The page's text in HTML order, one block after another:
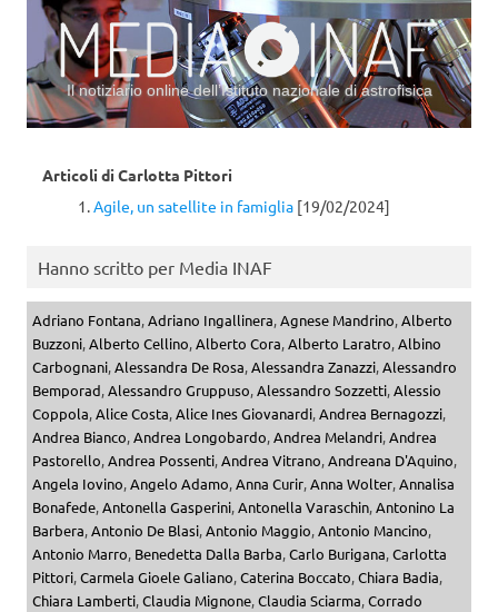
Il notiziario online dell’Istituto nazionale di astrofisica
Articoli di Carlotta Pittori
Agile, un satellite in famiglia [19/02/2024]
Hanno scritto per Media INAF
Adriano Fontana,Adriano Ingallinera,Agnese Mandrino,Alberto
Buzzoni,Alberto Cellino,Alberto Cora,Alberto Laratro,Albino
Carbognani,Alessandra De Rosa,Alessandra Zanazzi,Alessandro
Bemporad,Alessandro Gruppuso,Alessandro Sozzetti,Alessio
Coppola,Alice Costa,Alice Ines Giovanardi,Andrea Bernagozzi,
Andrea Bianco,Andrea Longobardo,Andrea Melandri,Andrea
Pastorello,Andrea Possenti,Andrea Vitrano,Andreana D'Aquino,
Angela Iovino,Angelo Adamo,Anna Curir,Anna Wolter,Annalisa
Bonafede,Antonella Gasperini,Antonella Varaschin,Antonino La
Barbera,Antonio De Blasi,Antonio Maggio,Antonio Mancino,
Antonio Marro, Benedetta Dalla Barba,Carlo Burigana,Carlotta
Pittori,Carmela Gioele Galiano,Caterina Boccato,Chiara Badia,
Chiara Lamberti,Claudia Mignone,Claudia Sciarma,Corrado